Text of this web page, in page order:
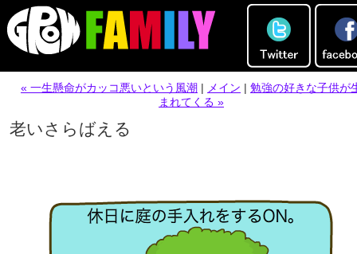
« 一生懸命がカッコ悪いという風潮 | メイン | 勉強の好きな子供が
まれてくる »
老いさらばえる